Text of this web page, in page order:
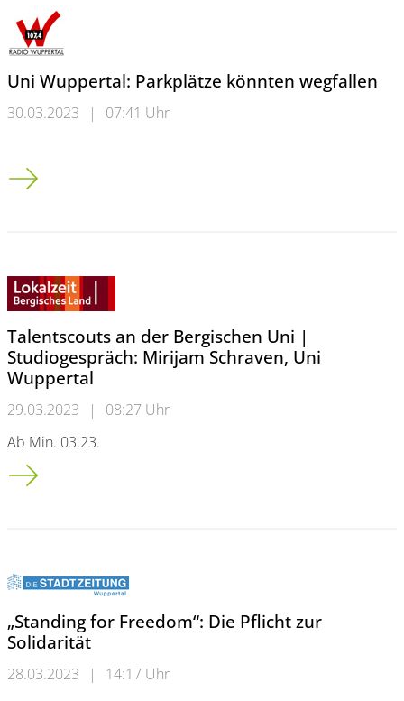
Uni Wuppertal: Parkplätze könnten wegfallen
30.03.2023 | 07:41 Uhr
Uni Wuppertal: Parkplätze könnten wegfallen
Talentscouts an der Bergischen Uni |
Studiogespräch: Mirijam Schraven, Uni
Wuppertal
29.03.2023 |
08:27 Uhr
Ab Min. 03.23.
Talentscouts an der Bergischen Uni | Studiogespräch:
„Standing for Freedom“: Die Pflicht zur
Solidarität
28.03.2023 | 14:17 Uhr